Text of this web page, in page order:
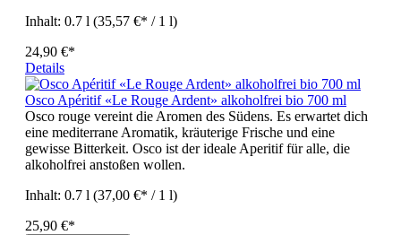
Inhalt: 0.7 l (35,57 €* / 1 l)
24,90 €*
Details
Osco Apéritif «Le Rouge Ardent» alkoholfrei bio 700 ml
Osco rouge vereint die Aromen des Südens. Es erwartet dich
eine mediterrane Aromatik, kräuterige Frische und eine
gewisse Bitterkeit. Osco ist der ideale Aperitif für alle, die
alkoholfrei anstoßen wollen.
Inhalt: 0.7 l (37,00 €* / 1 l)
25,90 €*